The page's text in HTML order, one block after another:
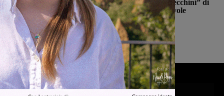
Il Terranuova Traiana allo “Zecchini” di
Grosseto per una gara amichevole
Michele Bossini - 7 Agosto 2026